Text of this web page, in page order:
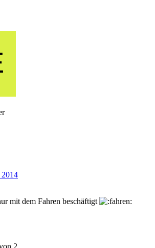
mit dem Fahren beschäftigt
2